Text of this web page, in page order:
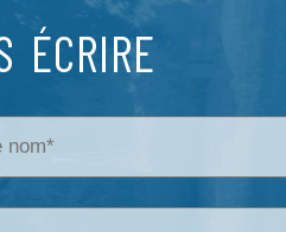
écrire